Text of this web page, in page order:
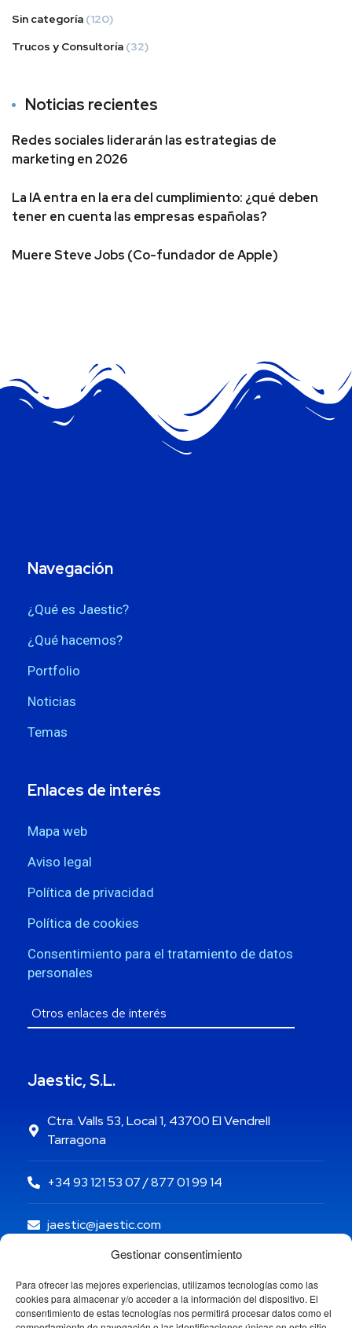
Gestionar consentimiento
Para ofrecer las mejores experiencias, utilizamos tecnologías como las
cookies para almacenar y/o acceder a la información del dispositivo. El
consentimiento de estas tecnologías nos permitirá procesar datos como el
Sin categoría (120)
Trucos y Consultoría (32)
Noticias recientes
Redes sociales liderarán las estrategias de
marketing en 2026
La IA entra en la era del cumplimiento: ¿qué deben
tener en cuenta las empresas españolas?
Muere Steve Jobs (Co-fundador de Apple)
Navegación
¿Qué es Jaestic?
¿Qué hacemos?
Portfolio
Noticias
Temas
Enlaces de interés
Mapa web
Aviso legal
Política de privacidad
Política de cookies
Consentimiento para el tratamiento de datos
personales
Jaestic, S.L.
Ctra. Valls 53, Local 1, 43700 El Vendrell
Tarragona
+34 93 121 53 07 / 877 01 99 14
jaestic@jaestic.com